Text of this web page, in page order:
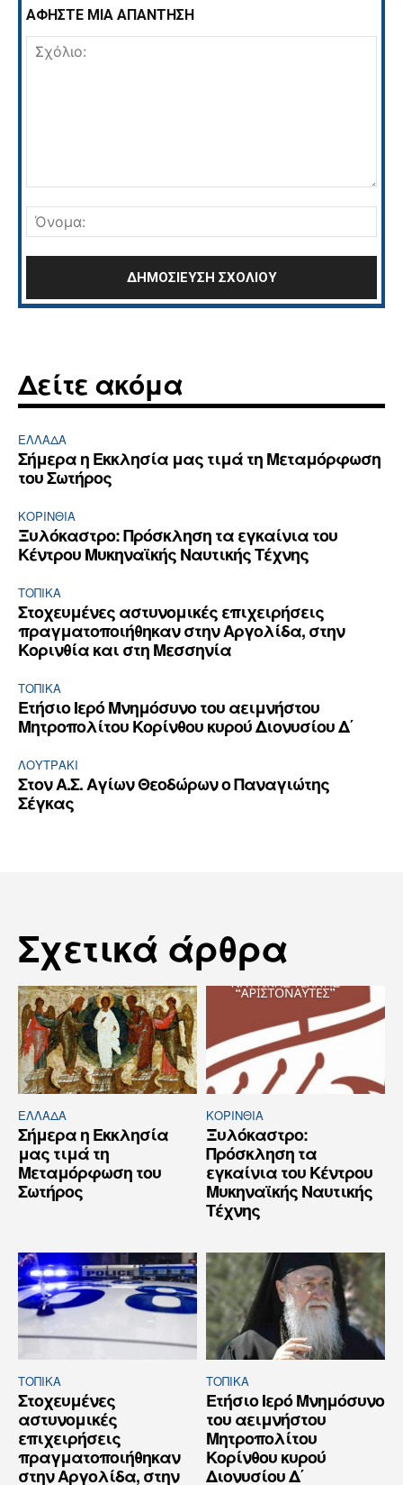
ΑΦΗΣΤΕ ΜΙΑ ΑΠΑΝΤΗΣΗ
Δείτε ακόμα
ΕΛΛΆΔΑ
Σήμερα η Εκκλησία μας τιμά τη Μεταμόρφωση
του Σωτήρος
ΚΟΡΙΝΘΊΑ
Ξυλόκαστρο: Πρόσκληση τα εγκαίνια του
Κέντρου Μυκηναϊκής Ναυτικής Τέχνης
ΤΟΠΙΚΑ
Στοχευμένες αστυνομικές επιχειρήσεις
πραγματοποιήθηκαν στην Αργολίδα, στην
Κορινθία και στη Μεσσηνία
ΤΟΠΙΚΑ
Ετήσιο Ιερό Μνημόσυνο του αειμνήστου
Μητροπολίτου Κορίνθου κυρού Διονυσίου Δ΄
ΛΟΥΤΡΆΚΙ
Στον Α.Σ. Αγίων Θεοδώρων ο Παναγιώτης
Σέγκας
Σχετικά άρθρα
ΕΛΛΆΔΑ
Σήμερα η Εκκλησία
μας τιμά τη
Μεταμόρφωση του
Σωτήρος
ΚΟΡΙΝΘΊΑ
Ξυλόκαστρο:
Πρόσκληση τα
εγκαίνια του Κέντρου
Μυκηναϊκής Ναυτικής
Τέχνης
ΤΟΠΙΚΑ
Στοχευμένες
αστυνομικές
επιχειρήσεις
πραγματοποιήθηκαν
στην Αργολίδα, στην
ΤΟΠΙΚΑ
Ετήσιο Ιερό Μνημόσυνο
του αειμνήστου
Μητροπολίτου
Κορίνθου κυρού
Διονυσίου Δ΄